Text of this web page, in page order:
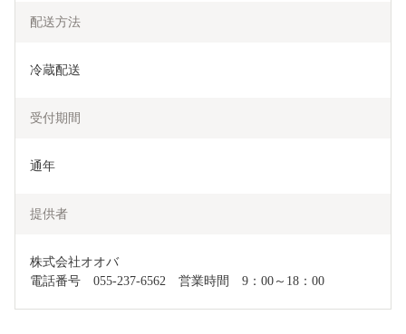
配送方法
冷蔵配送
受付期間
通年
提供者
株式会社オオバ
電話番号　055-237-6562　営業時間　9：00～18：00